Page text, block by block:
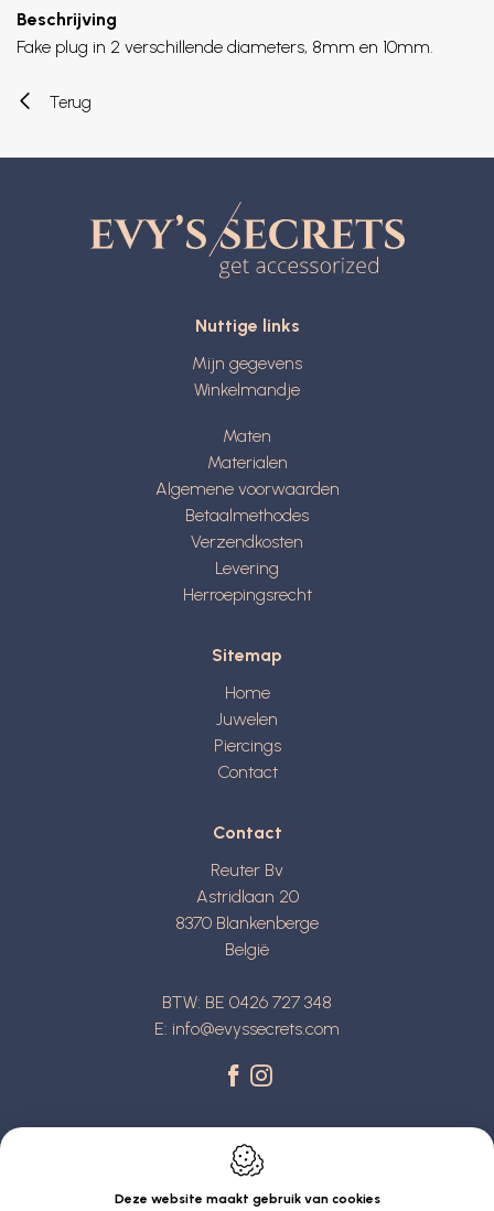
Beschrijving
Fake plug in 2 verschillende diameters, 8mm en 10mm.
Terug
Nuttige links
Mijn gegevens
Winkelmandje
Maten
Materialen
Algemene voorwaarden
Betaalmethodes
Verzendkosten
Levering
Herroepingsrecht
Sitemap
Home
Juwelen
Piercings
Contact
Contact
Reuter Bv
Astridlaan 20
8370 Blankenberge
België
BTW: BE 0426 727 348
E: info@evyssecrets.com
Deze website maakt gebruik van cookies